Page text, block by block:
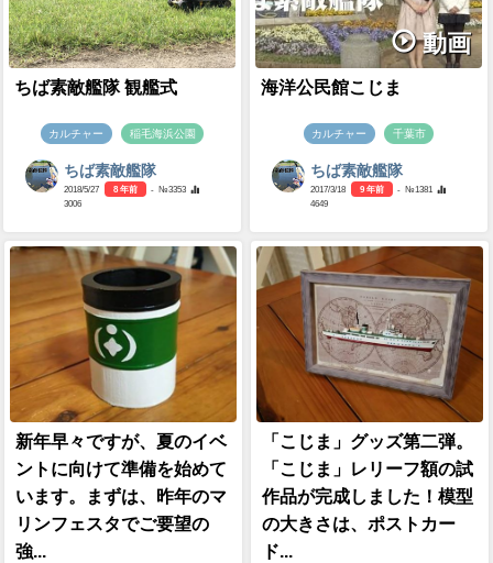
ちば素敵艦隊 観艦式
カルチャー 稲毛海浜公園
ちば素敵艦隊
2018/5/27 8 年前
- №3353
3006
動画
海洋公民館こじま
カルチャー 千葉市
ちば素敵艦隊
2017/3/18 9 年前
- №1381
4649
新年早々ですが、夏のイベ
ントに向けて準備を始めて
います。まずは、昨年のマ
リンフェスタでご要望の
強...
「こじま」グッズ第二弾。
「こじま」レリーフ額の試
作品が完成しました！模型
の大きさは、ポストカー
ド...